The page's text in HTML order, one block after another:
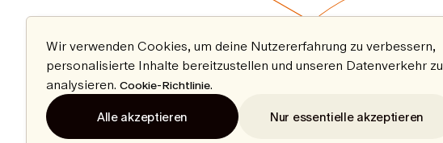
Wir verwenden Cookies, um deine Nutzererfahrung zu verbessern,
personalisierte Inhalte bereitzustellen und unseren Datenverkehr zu
analysieren. Cookie-Richtlinie.
Alle akzeptieren Nur essentielle akzeptieren